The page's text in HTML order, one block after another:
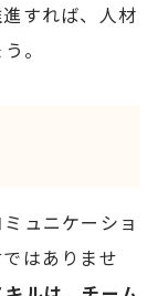
すれば、人材
。
ュニケーショ
はありませ